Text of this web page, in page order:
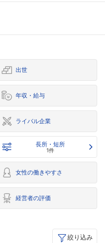
出世
年収・給与
ライバル企業
長所・短所
1件
女性の働きやすさ
経営者の評価
絞り込み